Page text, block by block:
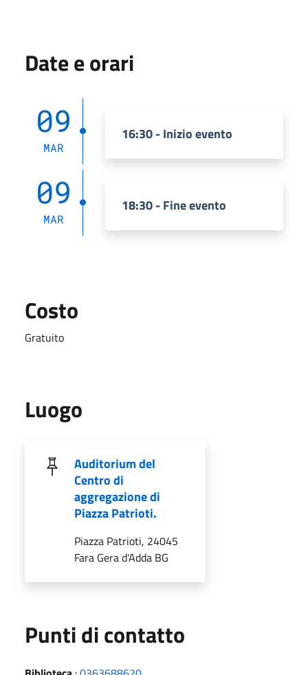
Date e orari
09
MAR
16:30 - Inizio evento
09
MAR
18:30 - Fine evento
Costo
Gratuito
Luogo
Auditorium del
Centro di
aggregazione di
Piazza Patrioti.
Piazza Patrioti, 24045
Fara Gera d'Adda BG
Punti di contatto